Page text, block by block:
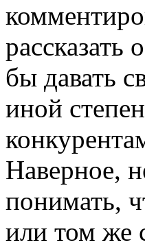
бы давать
иной
Наверное,
понимать,
или том же